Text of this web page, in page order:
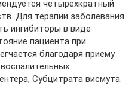
четырехкратный
Для терапии заболевания
ингибиторы в виде
пациента при
благодаря приему
Субцитрата висмута.